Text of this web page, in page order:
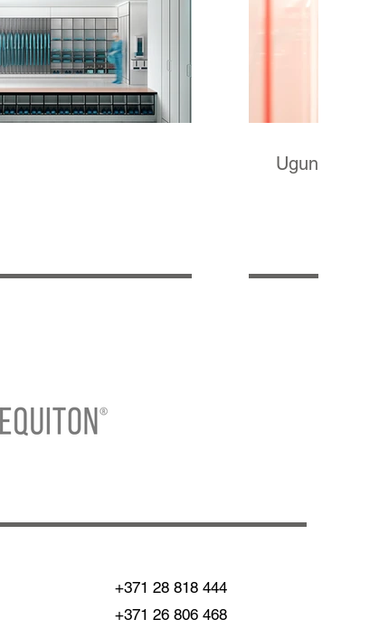
+371 28 818 444
+371 26 806 468